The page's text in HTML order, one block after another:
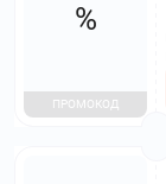
%
ПРОМОКОД